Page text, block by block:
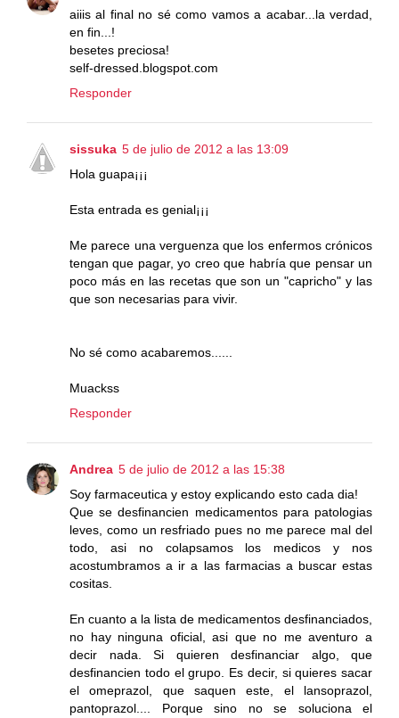
aiiis al final no sé como vamos a acabar...la verdad,
en fin...!
besetes preciosa!
self-dressed.blogspot.com
Responder
sissuka 5 de julio de 2012 a las 13:09
Hola guapa¡¡¡
Esta entrada es genial¡¡¡
Me parece una verguenza que los enfermos crónicos
tengan que pagar, yo creo que habría que pensar un
poco más en las recetas que son un "capricho" y las
que son necesarias para vivir.
No sé como acabaremos......
Muackss
Responder
Andrea 5 de julio de 2012 a las 15:38
Soy farmaceutica y estoy explicando esto cada dia!
Que se desfinancien medicamentos para patologias
leves, como un resfriado pues no me parece mal del
todo, asi no colapsamos los medicos y nos
acostumbramos a ir a las farmacias a buscar estas
cositas.
En cuanto a la lista de medicamentos desfinanciados,
no hay ninguna oficial, asi que no me aventuro a
decir nada. Si quieren desfinanciar algo, que
desfinancien todo el grupo. Es decir, si quieres sacar
el omeprazol, que saquen este, el lansoprazol,
pantoprazol.... Porque sino no se soluciona el